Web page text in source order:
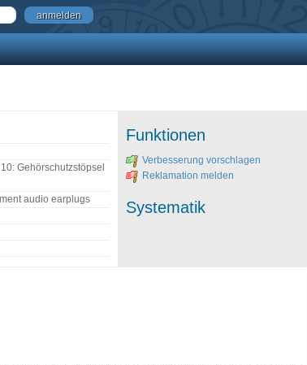
anmelden
Gehörschutzstöpsel
audio earplugs
Funktionen
Verbesserung vorschlagen
Reklamation melden
Systematik